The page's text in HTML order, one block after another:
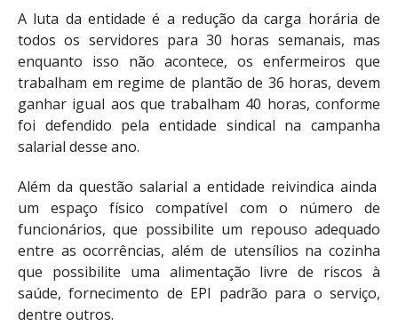
A luta da entidade é a redução da carga horária de
todos os servidores para 30 horas semanais, mas
enquanto isso não acontece, os enfermeiros que
trabalham em regime de plantão de 36 horas, devem
ganhar igual aos que trabalham 40 horas, conforme
foi defendido pela entidade sindical na campanha
salarial desse ano.
Além da questão salarial a entidade reivindica ainda
um espaço físico compatível com o número de
funcionários, que possibilite um repouso adequado
entre as ocorrências, além de utensílios na cozinha
que possibilite uma alimentação livre de riscos à
saúde, fornecimento de EPI padrão para o serviço,
dentre outros.